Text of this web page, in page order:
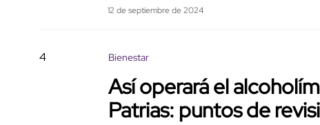
12 de septiembre de 2024
4 Bienestar
Así operará el
Patrias: puntos de